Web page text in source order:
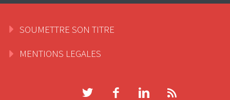
SOUMETTRE SON TITRE
MENTIONS LEGALES